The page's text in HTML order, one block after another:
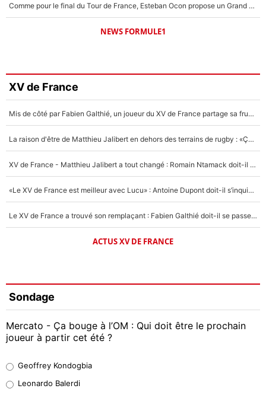
Comme pour le final du Tour de France, Esteban Ocon propose un Grand Prix de Formule 1 à Paris : «Autour de l’Arc de Triomphe, ce serait génial» !
NEWS FORMULE1
XV de France
Mis de côté par Fabien Galthié, un joueur du XV de France partage sa frustration : «ils ne me l’ont pas dit tout de suite»
La raison d'être de Matthieu Jalibert en dehors des terrains de rugby : «Ça m'atteint autant que si tu touches à un membre de ma famille»
XV de France - Matthieu Jalibert a tout changé : Romain Ntamack doit-il s’inquiéter pour sa place à un an de la Coupe du monde ?
«Le XV de France est meilleur avec Lucu» : Antoine Dupont doit-il s’inquiéter pour sa place ?
Le XV de France a trouvé son remplaçant : Fabien Galthié doit-il se passer d'Antoine Dupont ?
ACTUS XV DE FRANCE
Sondage
Mercato - Ça bouge à l’OM : Qui doit être le prochain
joueur à partir cet été ?
38%
Geoffrey Kondogbia
Leonardo Balerdi